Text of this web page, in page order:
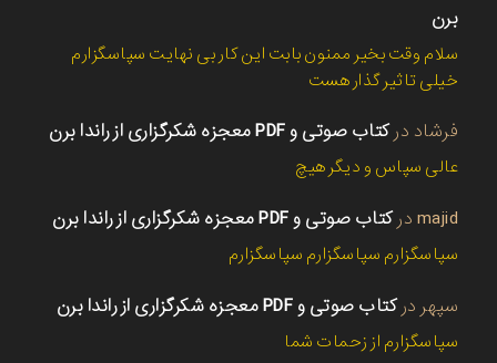
برن
سلام وقت بخیر ممنون بابت این کار بی نهایت سپاسگزارم
خیلی تاثیر گذار هست
فرشاد درکتاب صوتی و PDF معجزه شکرگزاری از راندا برن
عالی سپاس و دیگر هیچ
majid درکتاب صوتی و PDF معجزه شکرگزاری از راندا برن
سپاسگزارم سپاسگزارم سپاسگزارم
سپهر درکتاب صوتی و PDF معجزه شکرگزاری از راندا برن
سپاسگزارم از زحمات شما